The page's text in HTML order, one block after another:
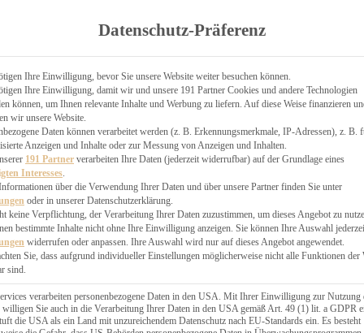
KÄSEKUCHEN
Datenschutz-Präferenz
Ihre Einwilligung, bevor Sie unsere Website weiter besuchen können.
Ihre Einwilligung, damit wir und unsere 191 Partner Cookies und andere Technologien
können, um Ihnen relevante Inhalte und Werbung zu liefern. Auf diese Weise finanzieren
wir unsere Website.
Daten können verarbeitet werden (z. B. Erkennungsmerkmale, IP-Adressen), z. B.
Anzeigen und Inhalte oder zur Messung von Anzeigen und Inhalten.
191 Partner verarbeiten Ihre Daten (jederzeit widerrufbar) auf der Grundlage eines
Interesses.
über die Verwendung Ihrer Daten und über unsere Partner finden Sie unter
oder in unserer Datenschutzerklärung.
keine Verpflichtung, der Verarbeitung Ihrer Daten zuzustimmen, um dieses Angebot zu
bestimmte Inhalte nicht ohne Ihre Einwilligung anzeigen. Sie können Ihre Auswahl
widerrufen oder anpassen. Ihre Auswahl wird nur auf dieses Angebot angewendet.
Sie, dass aufgrund individueller Einstellungen möglicherweise nicht alle Funktionen der
sind.
verarbeiten personenbezogene Daten in den USA. Mit Ihrer Einwilligung zur Nutzung
willigen Sie auch in die Verarbeitung Ihrer Daten in den USA gemäß Art. 49 (1) lit. a GDPR
die USA als ein Land mit unzureichendem Datenschutz nach EU-Standards ein. Es besteht